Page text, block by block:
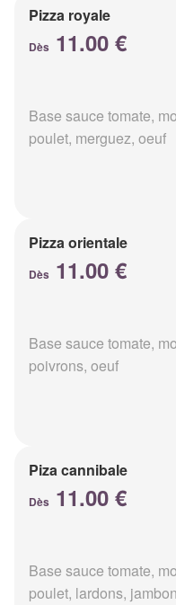
Pizza royale
Dès 11.00 €
Base sauce tomate,
poulet, merguez, oeuf
Pizza orientale
Dès 11.00 €
Base sauce tomate,
poivrons, oeuf
Piza cannibale
Dès 11.00 €
Base sauce tomate,
poulet, lardons, jambon